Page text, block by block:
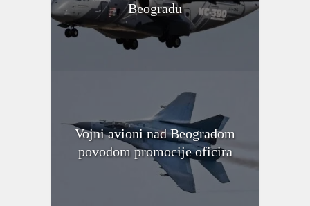
Beogradu
Vojni avioni nad Beogradom
povodom promocije oficira